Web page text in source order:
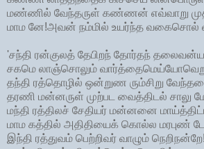
மண்ணில் வேந்தருள் கண்ணன் எவ்வாறு
மாம னே!அவன் நம்மில் உயர்ந்த
'சந்தி ரன்குலத் தேபிறந் தோர்தந்
சகமெ லாஞ்சொலும்
தந்தி ரத்தொழில் ஒன்றுண ரும்சிறு
தரணி மன்னருள் முற்பட வைத்திடல் சாலு
மந்தி ரத்திலச் சேதியர் மன்னனை
மாம கத்தில் அதிதியைக் கொல்ல மரபுண்
இந்தி ரத்துவம் பெற்றிவர் வாழும்